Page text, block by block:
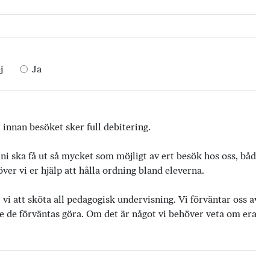
Ja
innan besöket sker full debitering.
ska få ut så mycket som möjligt av ert besök hos oss,
vi er hjälp att hålla ordning bland eleverna.
att sköta all pedagogisk undervisning. Vi förväntar oss
förväntas göra. Om det är något vi behöver veta om